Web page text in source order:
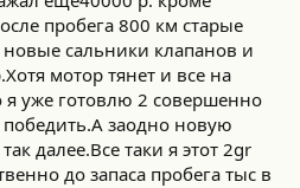
пробега 800 км старые
сальники клапанов и
мотор тянет и все на
уже готовлю 2 совершенно
заодно новую
далее.Все таки я этот 2gr
до запаса пробега тыс в